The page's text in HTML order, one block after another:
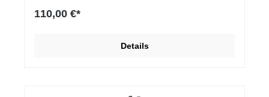
110,00 €*
Details